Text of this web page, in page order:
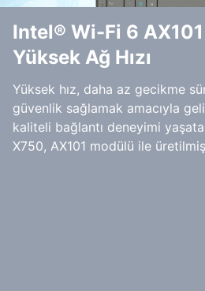
Intel® Wi-Fi 6
Yüksek Ağ Hızı
Yüksek hız, daha az gecikme
güvenlik sağlamak amacıyla
kaliteli bağlantı deneyimi
X750, AX101 modülü ile